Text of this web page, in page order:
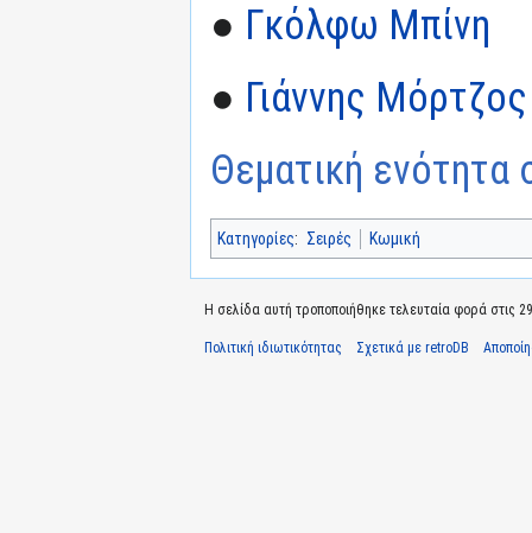
● Γκόλφω Μπίνη
● Γιάννης Μόρτζος
Θεματική ενότητα
Κατηγορίες: Σειρές Κωμική
Η σελίδα αυτή τροποποιήθηκε τελευταία φορά στις
Πολιτική ιδιωτικότητας Σχετικά με retroDB